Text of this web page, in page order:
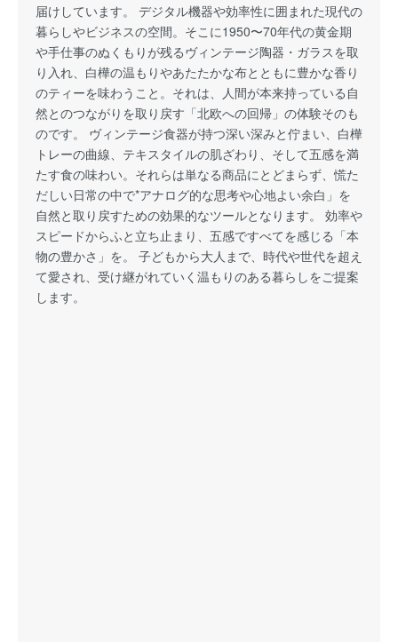
届けしています。 デジタル機器や効率性に囲まれた現代の
暮らしやビジネスの空間。そこに1950〜70年代の黄金期
や手仕事のぬくもりが残るヴィンテージ陶器・ガラスを取
り入れ、白樺の温もりやあたたかな布とともに豊かな香り
のティーを味わうこと。それは、人間が本来持っている自
然とのつながりを取り戻す「北欧への回帰」の体験そのも
のです。 ヴィンテージ食器が持つ深い深みと佇まい、白樺
トレーの曲線、テキスタイルの肌ざわり、そして五感を満
たす食の味わい。それらは単なる商品にとどまらず、慌た
だしい日常の中で*アナログ的な思考や心地よい余白」を
自然と取り戻すための効果的なツールとなります。 効率や
スピードからふと立ち止まり、五感ですべてを感じる「本
物の豊かさ」を。 子どもから大人まで、時代や世代を超え
て愛され、受け継がれていく温もりのある暮らしをご提案
します。